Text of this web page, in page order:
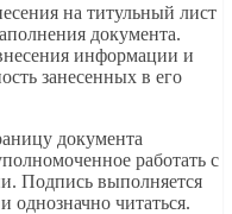
на титульный лист
документа.
информации и
занесенных в его
документа
работать с
Подпись выполняется
однозначно читаться.